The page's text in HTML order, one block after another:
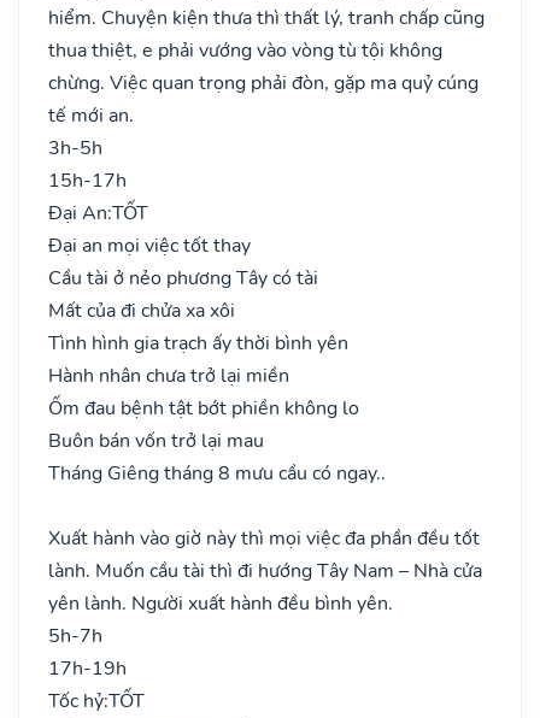
hiểm. Chuyện kiện thưa thì thất lý, tranh chấp cũng
thua thiệt, e phải vướng vào vòng tù tội không
chừng. Việc quan trọng phải đòn, gặp ma quỷ cúng
tế mới an.
3h-5h
15h-17h
Đại An:TỐT
Đại an mọi việc tốt thay
Cầu tài ở nẻo phương Tây có tài
Mất của đi chửa xa xôi
Tình hình gia trạch ấy thời bình yên
Hành nhân chưa trở lại miền
Ốm đau bệnh tật bớt phiền không lo
Buôn bán vốn trở lại mau
Tháng Giêng tháng 8 mưu cầu có ngay..
Xuất hành vào giờ này thì mọi việc đa phần đều tốt
lành. Muốn cầu tài thì đi hướng Tây Nam – Nhà cửa
yên lành. Người xuất hành đều bình yên.
5h-7h
17h-19h
Tốc hỷ:TỐT